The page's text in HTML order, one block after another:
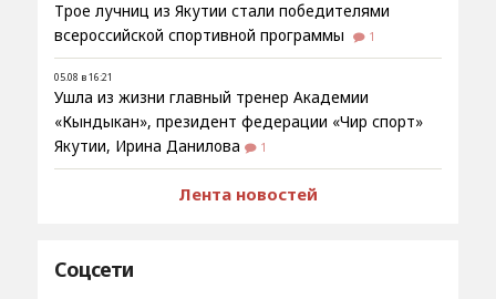
Трое лучниц из Якутии стали победителями
всероссийской спортивной программы
1
05.08 в 16:21
Ушла из жизни главный тренер Академии
«Кындыкан», президент федерации «Чир спорт»
Якутии, Ирина Данилова
1
Лента новостей
Соцсети